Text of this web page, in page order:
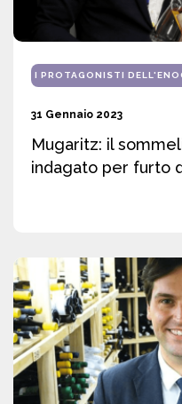
I PROTAGONISTI
31 Gennaio 2023
Mugaritz: il
indagato per furto